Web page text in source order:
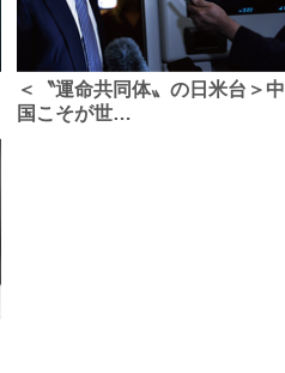
＜〝運命共同体〟の日米台＞中
国こそが世…